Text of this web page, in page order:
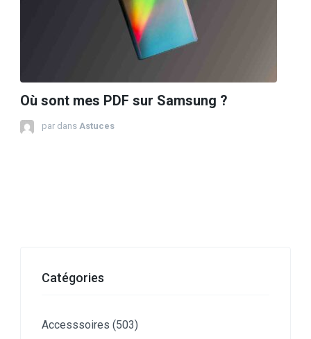
Où sont mes PDF sur Samsung ?
par dans Astuces
Catégories
Accesssoires (503)